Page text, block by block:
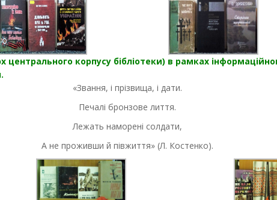
центрального корпусу бібліотеки) в рамках
«Звання, і прізвища, і дати.
Печалі бронзове лиття.
Лежать наморені солдати,
А не проживши й півжиття» (Л. Костенко).